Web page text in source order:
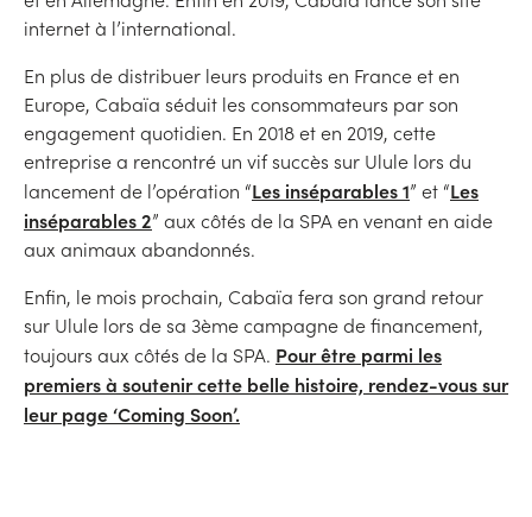
internet à l’international.
En plus de distribuer leurs produits en France et en
Europe, Cabaïa séduit les consommateurs par son
engagement quotidien. En 2018 et en 2019, cette
entreprise a rencontré un vif succès sur Ulule lors du
lancement de l’opération “Les inséparables 1” et “Les
inséparables 2” aux côtés de la SPA en venant en aide
aux animaux abandonnés.
Enfin, le mois prochain, Cabaïa fera son grand retour
sur Ulule lors de sa 3ème campagne de financement,
toujours aux côtés de la SPA. Pour être parmi les
premiers à soutenir cette belle histoire, rendez-vous sur
leur page ‘Coming Soon’.